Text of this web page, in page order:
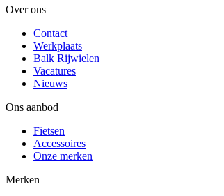
Over ons
Contact
Werkplaats
Balk Rijwielen
Vacatures
Nieuws
Ons aanbod
Fietsen
Accessoires
Onze merken
Merken